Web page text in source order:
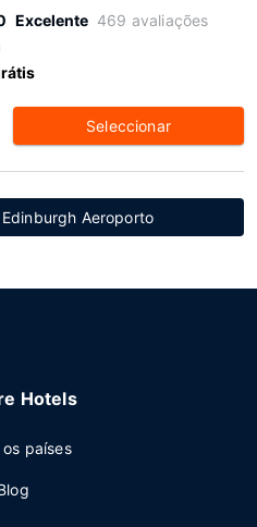
Excelente 469 avaliações
Seleccionar
Aeroporto
Hotels
países